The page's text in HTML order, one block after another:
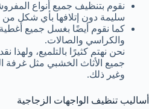
نقوم بتنظيف جميع أنواع
سليمة دون إتلافها بأي شكل من
كما نقوم أيضًا بغسل جميع أغطية
والكراسي والصالات.
نحن نهتم كثيرًا بالتلميع، ولهذا
جميع الأثاث الخشبي مثل غرفة
وغير ذلك.
أساليب تنظيف الواجهات الزجاجية